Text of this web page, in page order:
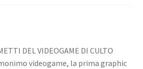
DEL VIDEOGAME DI CULTO
videogame, la prima graphic